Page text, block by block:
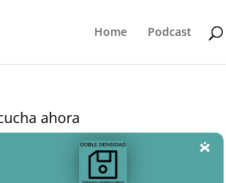
Home Podcast
ahora